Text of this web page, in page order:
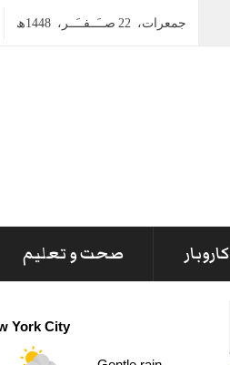
جمعرات، 22 صــَــفــَــر، 1448ھ
کاروبار صحت و تعلیم
York City